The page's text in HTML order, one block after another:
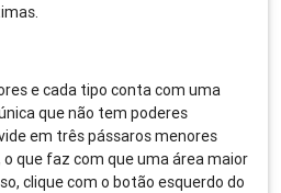
e cada tipo conta com uma
que não tem poderes
em três pássaros menores
que faz com que uma área maior
clique com o botão esquerdo do